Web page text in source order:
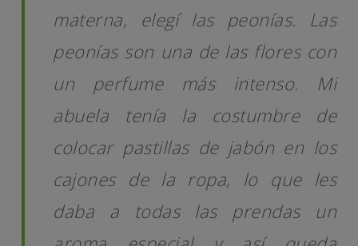
materna, elegí las peonías. Las
peonías son una de las flores con
un perfume más intenso. Mi
abuela tenía la costumbre de
colocar pastillas de jabón en los
cajones de la ropa, lo que les
daba a todas las prendas un